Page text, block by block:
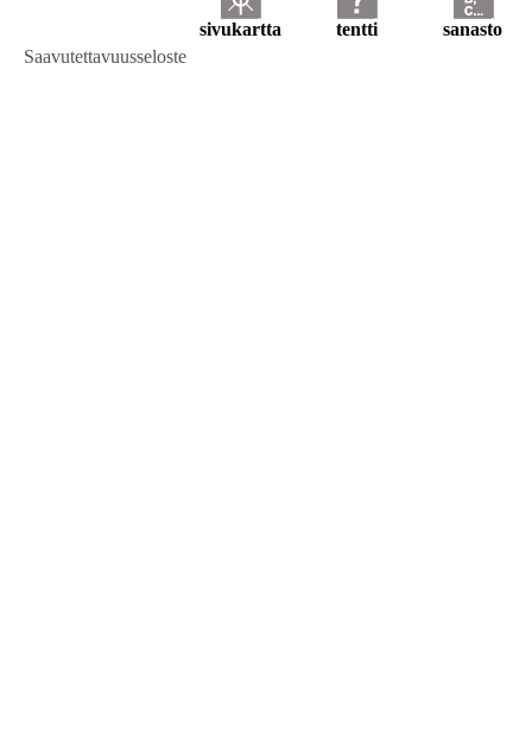
sivukartta tentti
sanasto
Saavutettavuusseloste